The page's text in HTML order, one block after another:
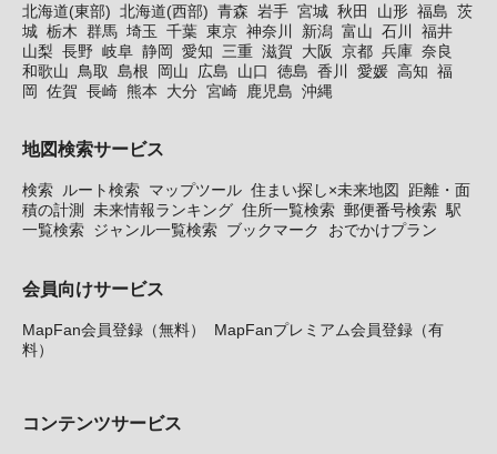
北海道(東部) 北海道(西部) 青森 岩手 宮城 秋田 山形 福島 茨
城 栃木 群馬 埼玉 千葉 東京 神奈川 新潟 富山 石川
福井
山梨 長野 岐阜 静岡 愛知 三重 滋賀 大阪 京都 兵庫 奈良
和歌山
鳥取 島根 岡山 広島 山口 徳島 香川 愛媛 高知 福
岡 佐賀 長崎 熊本 大分 宮崎 鹿児島 沖縄
地図検索サービス
検索 ルート検索 マップツール 住まい探し×未来地図
距離・面
積の計測
未来情報ランキング 住所一覧検索 郵便番号検索 駅
一覧検索 ジャンル一覧検索 ブックマーク おでかけプラン
会員向けサービス
MapFan会員登録（無料）
MapFanプレミアム会員登録（有
料）
コンテンツサービス